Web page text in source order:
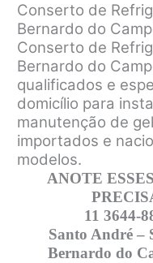
Conserto de
Bernardo do
Conserto de
Bernardo do
qualificados e
domicílio para
manutenção de
importados e
modelos.
ANOTE
11 3644-
Santo André –
Bernardo do